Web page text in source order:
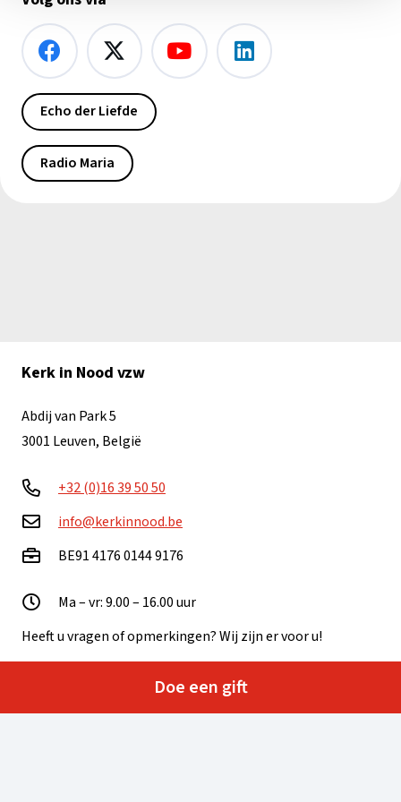
Echo der Liefde
Radio Maria
Kerk in Nood vzw
Abdij van Park 5
3001 Leuven, België
+32 (0)16 39 50 50
info@kerkinnood.be
BE91 4176 0144 9176
Ma – vr: 9.00 – 16.00 uur
Heeft u vragen of opmerkingen? Wij zijn er voor u!
Doe een gift